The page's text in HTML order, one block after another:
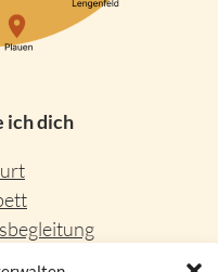
ich dich